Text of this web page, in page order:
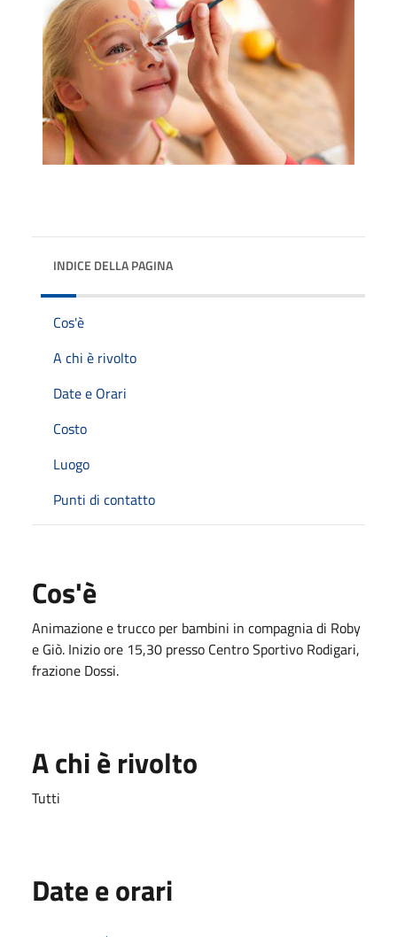
INDICE DELLA PAGINA
Cos'è
A chi è rivolto
Date e Orari
Costo
Luogo
Punti di contatto
Cos'è
Animazione e trucco per bambini in compagnia di Roby
e Giò. Inizio ore 15,30 presso Centro Sportivo Rodigari,
frazione Dossi.
A chi è rivolto
Tutti
Date e orari